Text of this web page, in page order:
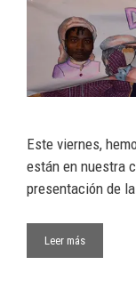
​Este viernes,
están en nuestra
presentación de
Leer más